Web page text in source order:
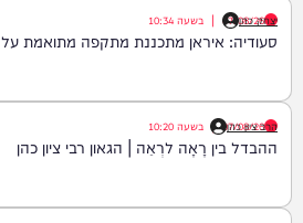
יצחק כהן
07/08/26
| בשעה 10:34
סעודיה: איראן מתכננת מתקפה מתואמת על
הרב ציון כהן
07/08/26
| בשעה 10:20
ההבדל בין רָאָה לרְאֵה | הגאון רבי ציון כהן